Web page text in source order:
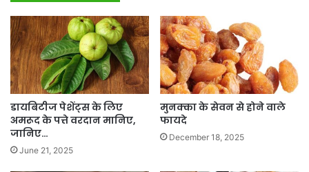
डायबिटीज पेशेंट्स के लिए
अमरूद के पत्ते वरदान मानिए,
जानिए…
June 21, 2025
मुनक्का के सेवन से होने वाले
फायदे
December 18, 2025